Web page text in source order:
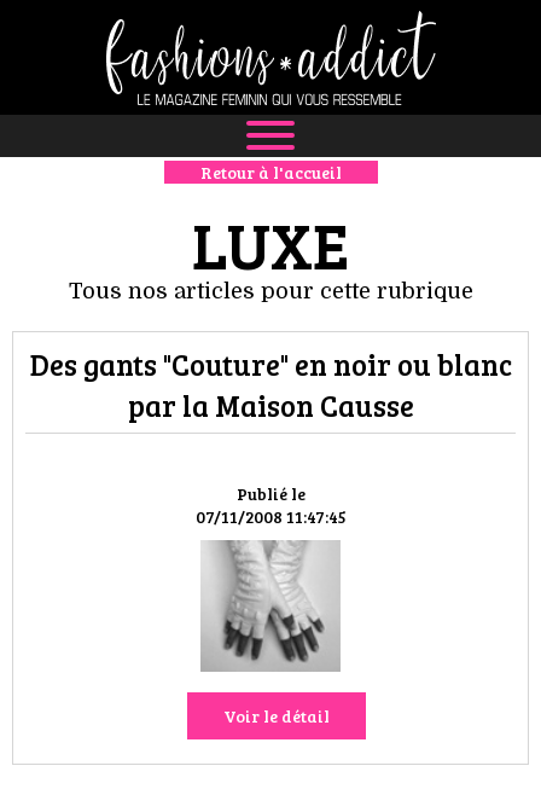
NEWS
MODE
LUXE
DÉFILÉS
BOUTIQUE
CULTURE
HIGH TECH
MAISON
AUTO
LIEUX TENDANCES
Retour à l'accueil
LUXE
Tous nos articles pour cette rubrique
Publié le
07/11/2008 11:47:45
Des gants "Couture" en noir ou blanc
par la Maison Causse
Voir le détail